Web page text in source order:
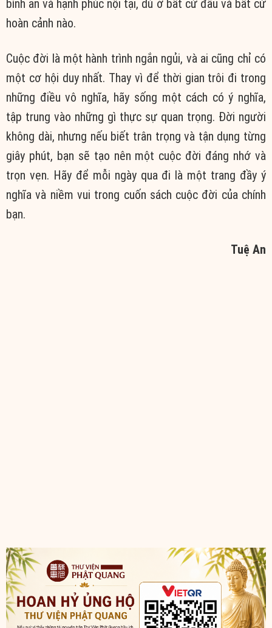
bình an và hạnh phúc nội tại, dù ở bất cứ đâu và bất cứ
hoàn cảnh nào.
Cuộc đời là một hành trình ngắn ngủi, và ai cũng chỉ có
một cơ hội duy nhất. Thay vì để thời gian trôi đi trong
những điều vô nghĩa, hãy sống một cách có ý nghĩa,
tập trung vào những gì thực sự quan trọng. Đời người
không dài, nhưng nếu biết trân trọng và tận dụng từng
giây phút, bạn sẽ tạo nên một cuộc đời đáng nhớ và
trọn vẹn. Hãy để mỗi ngày qua đi là một trang đầy ý
nghĩa và niềm vui trong cuốn sách cuộc đời của chính
bạn.
Tuệ An